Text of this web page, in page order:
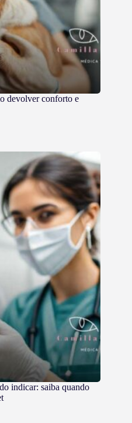
devolver conforto e
indicar: saiba quando